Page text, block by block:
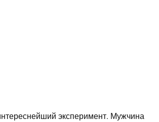
эксперимент. Мужчина